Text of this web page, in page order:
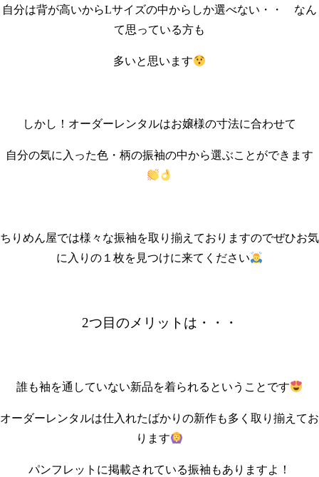
自分は背が高いからLサイズの中からしか選べない・・ なん
て思っている方も
多いと思います
しかし！オーダーレンタルはお嬢様の寸法に合わせて
自分の気に入った色・柄の振袖の中から選ぶことができます
ちりめん屋では様々な振袖を取り揃えておりますのでぜひお気
に入りの１枚を見つけに来てください
2つ目のメリットは・・・
誰も袖を通していない新品を着られるということです
オーダーレンタルは仕入れたばかりの新作も多く取り揃えてお
ります
パンフレットに掲載されている振袖もありますよ！